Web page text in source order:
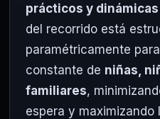
prácticos y
del recorrido está
paramétricamente
constante de niñas,
familiares,
espera y